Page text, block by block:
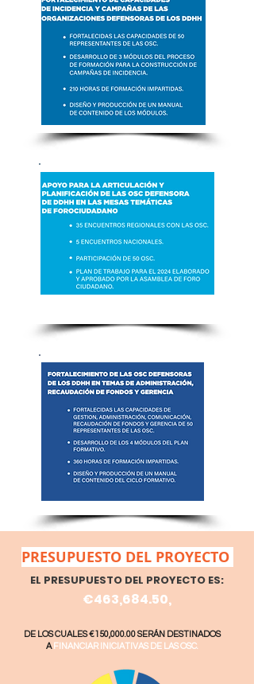
PRESUPUESTO DEL PROYECTO
EL PRESUPUESTO DEL PROYECTO ES:
€463,684.50,
DE LOS CUALES €150,000.00 SERÁN DESTINADOS
A FINANCIAR INICIATIVAS DE LAS OSC.